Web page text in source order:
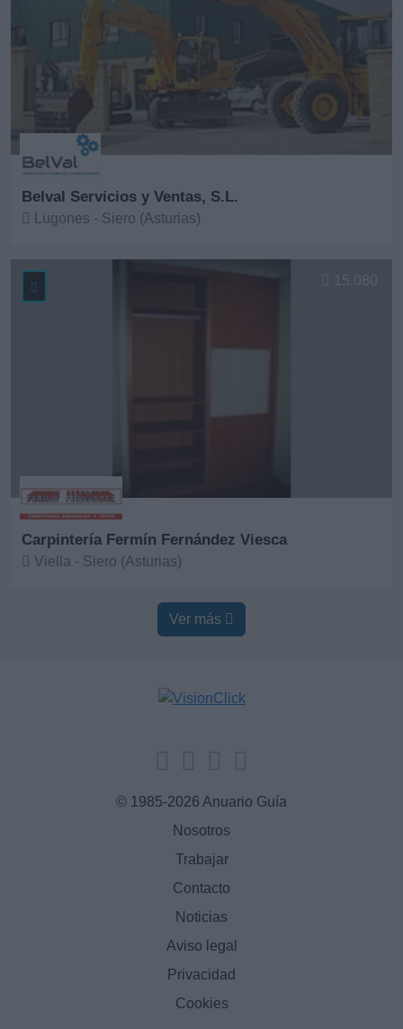
Belval Servicios y Ventas, S.L.
Lugones - Siero (Asturias)
Carpintería Fermín Fernández Viesca
Viella - Siero (Asturias)
Ver más
© 1985-2026 Anuario Guía
Nosotros
Trabajar
Contacto
Noticias
Aviso legal
Privacidad
Cookies